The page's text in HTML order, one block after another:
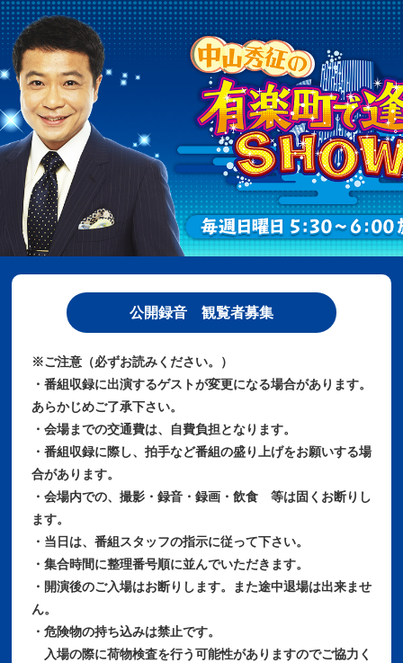
公開録音 観覧者募集
※ご注意（必ずお読みください。）
・番組収録に出演するゲストが変更になる場合があります。
あらかじめご了承下さい。
・会場までの交通費は、自費負担となります。
・番組収録に際し、拍手など番組の盛り上げをお願いする場
合があります。
・会場内での、撮影・録音・録画・飲食 等は固くお断りし
ます。
・当日は、番組スタッフの指示に従って下さい。
・集合時間に整理番号順に並んでいただきます。
・開演後のご入場はお断りします。また途中退場は出来ませ
ん。
・危険物の持ち込みは禁止です。
入場の際に荷物検査を行う可能性がありますのでご協力く